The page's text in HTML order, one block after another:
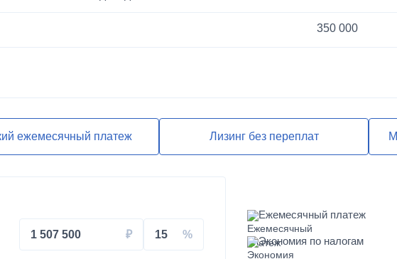
350 000
2 850 000
150 000
ежемесячный платеж Лизинг без переплат
1 507 500 15
Ежемесячный платеж
Экономия по налогам